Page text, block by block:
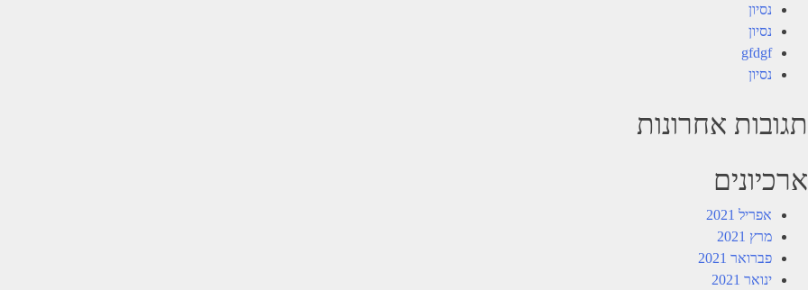
נסיון
נסיון
gfdgf
נסיון
תגובות אחרונות
ארכיונים
אפריל 2021
מרץ 2021
פברואר 2021
ינואר 2021